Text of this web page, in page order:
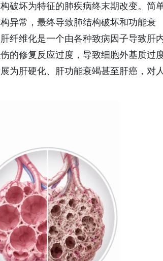
破坏为特征的肺疾病终末期改变。简
异常，最终导致肺结构破坏和功能衰
纤维化是一个由各种致病因子导致肝
的修复反应过度，导致细胞外基质过
为肝硬化、肝功能衰竭甚至肝癌，对